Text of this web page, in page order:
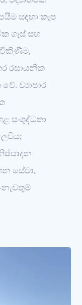
සඳහා කැප
ගෑස් සහ
විකිණීම,
රසායනික
ව්‍යාපාර
සංශුද්ධතා
සේවා,